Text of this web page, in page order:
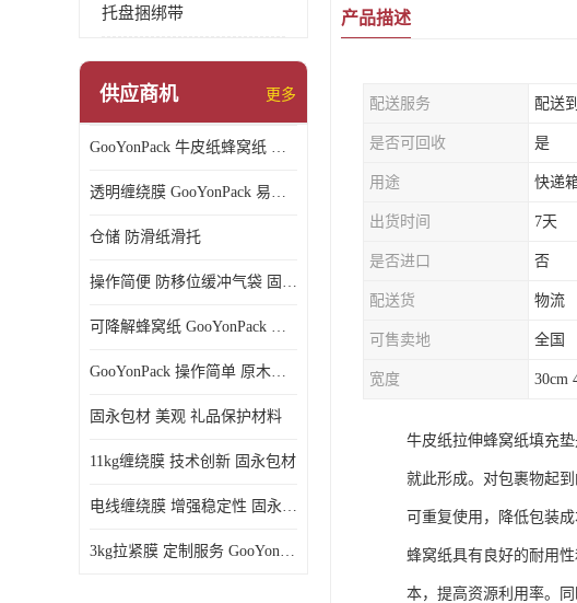
托盘捆绑带
供应商机 更多
GooYonPack 牛皮纸蜂窝纸 循环使用
透明缠绕膜 GooYonPack 易撕扯不残留
仓储 防滑纸滑托
操作简便 防移位缓冲气袋 固永包材
可降解蜂窝纸 GooYonPack 循环使用
GooYonPack 操作简单 原木浆蜂巢网格纸
固永包材 美观 礼品保护材料
11kg缠绕膜 技术创新 固永包材
电线缠绕膜 增强稳定性 固永包材
3kg拉紧膜 定制服务 GooYonPack
产品描述
配送服务 配送到
是否可回收 是
用途 快递
出货时间 7天
是否进口 否
配送货 物流
可售卖地 全国
宽度 30cm
牛皮纸拉伸蜂窝纸填充
就此形成。对包裹物起
可重复使用，降低包装
蜂窝纸具有良好的耐用
本，提高资源利用率。